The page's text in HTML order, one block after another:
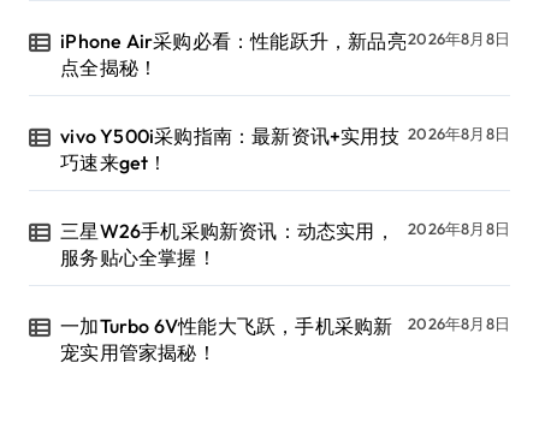
iPhone Air采购必看：性能跃升，新品亮
点全揭秘！
2026年8月8日
vivo Y500i采购指南：最新资讯+实用技
巧速来get！
2026年8月8日
三星W26手机采购新资讯：动态实用，
服务贴心全掌握！
2026年8月8日
一加Turbo 6V性能大飞跃，手机采购新
宠实用管家揭秘！
2026年8月8日